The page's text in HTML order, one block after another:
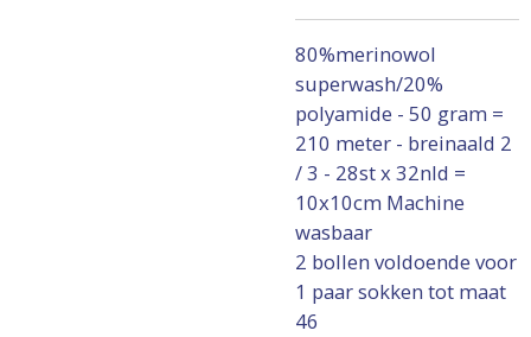
80%merinowol
superwash/20%
polyamide - 50 gram =
210 meter - breinaald 2
/ 3 - 28st x 32nld =
10x10cm Machine
wasbaar
2 bollen voldoende voor
1 paar sokken tot maat
46